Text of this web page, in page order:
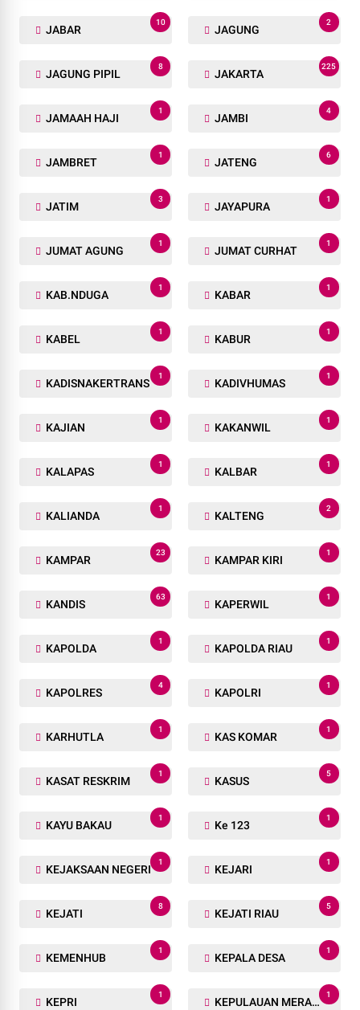
JABAR
10
JAGUNG
2
JAGUNG PIPIL
8
JAKARTA
225
JAMAAH HAJI
1
JAMBI
4
JAMBRET
1
JATENG
6
JATIM
3
JAYAPURA
1
JUMAT AGUNG
1
JUMAT CURHAT
1
KAB.NDUGA
1
KABAR
1
KABEL
1
KABUR
1
KADISNAKERTRANS
1
KADIVHUMAS
1
KAJIAN
1
KAKANWIL
1
KALAPAS
1
KALBAR
1
KALIANDA
1
KALTENG
2
KAMPAR
23
KAMPAR KIRI
1
KANDIS
63
KAPERWIL
1
KAPOLDA
1
KAPOLDA RIAU
1
KAPOLRES
4
KAPOLRI
1
KARHUTLA
1
KAS KOMAR
1
KASAT RESKRIM
1
KASUS
5
KAYU BAKAU
1
Ke 123
1
KEJAKSAAN NEGERI
1
KEJARI
1
KEJATI
8
KEJATI RIAU
5
KEMENHUB
1
KEPALA DESA
1
KEPRI
1
KEPULAUAN MERANTI
1